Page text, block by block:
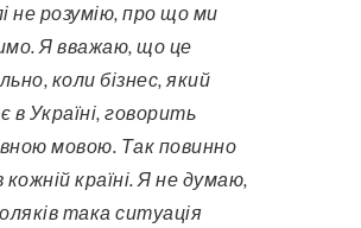
не розумію, про що ми
Я вважаю, що це
коли бізнес, який
в Україні, говорить
мовою. Так повинно
країні. Я не думаю,
така ситуація